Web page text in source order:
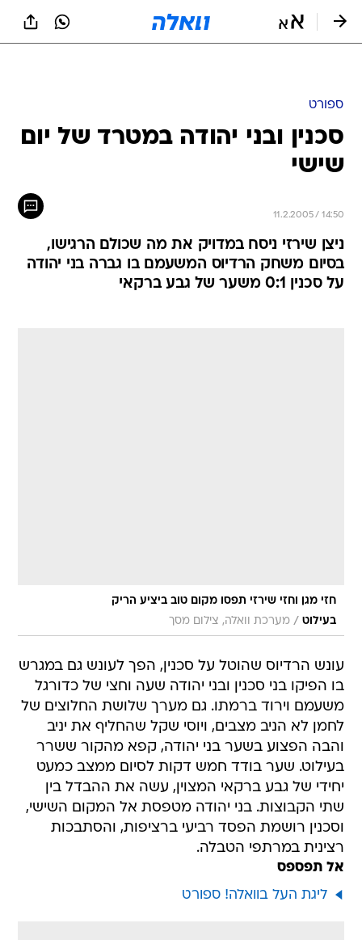
ספורט
סכנין ובני יהודה במטרד של יום
שישי
11.2.2005 / 14:50
ניצן שירזי ניסח במדויק את מה שכולם הרגישו,
בסיום משחק הרדיוס המשעמם בו גברה בני יהודה
על סכנין 0:1 משער של גבע ברקאי
חזי מגן וחזי שירזי תפסו מקום טוב ביציע הריק
בעילוט / מערכת וואלה, צילום מסך
עונש הרדיוס שהוטל על סכנין, הפך לעונש גם במגרש
בו הפיקו בני סכנין ובני יהודה שעה וחצי של כדורגל
משעמם וירוד ברמתו. גם מערך שלושת החלוצים של
לחמן לא הניב מצבים, ויוסי שקל שהחליף את יניב
והבה הפצוע בשער בני יהודה, קפא מהקור ששרר
בעילוט. שער בודד חמש דקות לסיום ממצב כמעט
יחידי של גבע ברקאי המצוין, עשה את ההבדל בין
שתי הקבוצות. בני יהודה מטפסת אל המקום השישי,
וסכנין רושמת הפסד רביעי ברציפות, והסתבכות
רצינית במרתפי הטבלה.
אל תפספס
ליגת העל בוואלה! ספורט